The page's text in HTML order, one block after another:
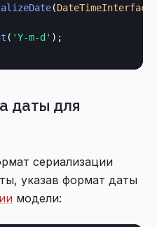
(DateTimeInterface
( 'Y-m-d' );
даты для
сериализации
указав формат даты
модели: